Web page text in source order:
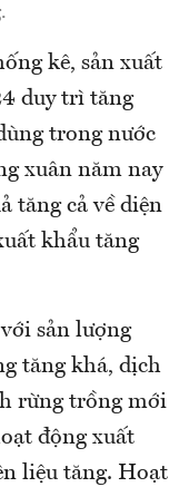
kê, sản xuất
duy trì tăng
trong nước
xuân năm nay
tăng cả về diện
khẩu tăng
sản lượng
tăng khá, dịch
rừng trồng mới
động xuất
liệu tăng. Hoạt